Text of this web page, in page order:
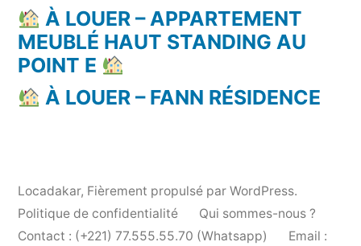
À LOUER – APPARTEMENT
MEUBLÉ HAUT STANDING AU
POINT E
À LOUER – FANN RÉSIDENCE
Locadakar, Fièrement propulsé par WordPress.
Politique de confidentialité
Qui sommes-nous ?
Contact : (+221) 77.555.55.70 (Whatsapp)
Email :